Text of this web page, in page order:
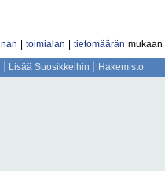
toimialan tietomäärän mukaan
Lisää Suosikkeihin Hakemisto